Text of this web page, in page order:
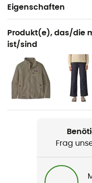
Eigenschaften
Geeignet für
Wandern / Alltag
Geschlecht
Damen
Gewicht
431 g
Retro Pile Marsupial
Produkt(e), das/die
ist/sind
Frag